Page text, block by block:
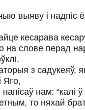
выяву і надпіс
кесарава
на слове перад
з садукеяў,
Яго,
нам: “калі
то няхай